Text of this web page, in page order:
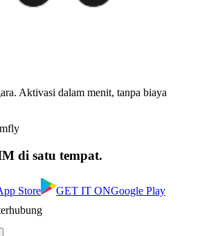
Aktivasi dalam menit, tanpa biaya
di satu tempat.
Store GET IT ONGoogle Play